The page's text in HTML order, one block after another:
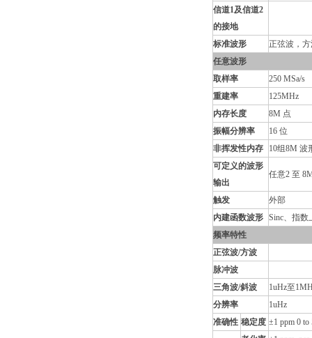
信道1及信道2
的接地
标准波形
正弦波，
任意波形
取样率
250 MSa/s
重建率
125MHz
内存长度
8M 点
振幅分辨率
16 位
非挥发性内存
10组8M 波
可定义的波形
输出
任意2 至
触发
外部
内建函数波形 Sinc、指数
频率特性
正弦波/方波
脉冲波
三角波/斜波
1uHz至
分辨率
1uHz
准确性 稳定度 ±1 ppm 0